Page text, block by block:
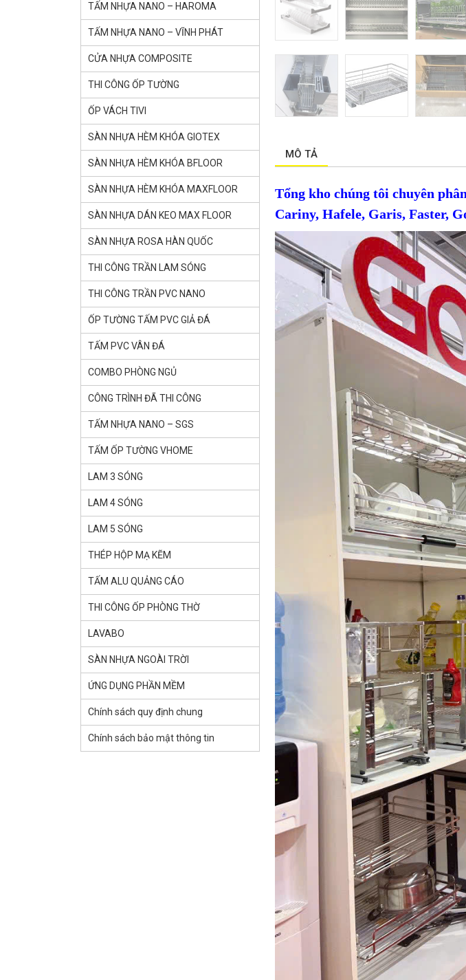
MÔ TẢ
Tổng kho chúng tôi chuyên
Cariny, Hafele, Garis, Faster,
TẤM NHỰA NANO – HAROMA
TẤM NHỰA NANO – VĨNH PHÁT
CỬA NHỰA COMPOSITE
THI CÔNG ỐP TƯỜNG
ỐP VÁCH TIVI
SÀN NHỰA HÈM KHÓA GlOTEX
SÀN NHỰA HÈM KHÓA BFLOOR
SÀN NHỰA HÈM KHÓA MAXFLOOR
SÀN NHỰA DÁN KEO MAX FLOOR
SÀN NHỰA ROSA HÀN QUỐC
THI CÔNG TRẦN LAM SÓNG
THI CÔNG TRẦN PVC NANO
ỐP TƯỜNG TẤM PVC GIẢ ĐÁ
TẤM PVC VÂN ĐÁ
COMBO PHÒNG NGỦ
CÔNG TRÌNH ĐÃ THI CÔNG
TẤM NHỰA NANO – SGS
TẤM ỐP TƯỜNG VHOME
LAM 3 SÓNG
LAM 4 SÓNG
LAM 5 SÓNG
THÉP HỘP MẠ KẼM
TẤM ALU QUẢNG CÁO
THI CÔNG ỐP PHÒNG THỜ
LAVABO
SÀN NHỰA NGOÀI TRỜI
ỨNG DỤNG PHẦN MỀM
Chính sách quy định chung
Chính sách bảo mật thông tin